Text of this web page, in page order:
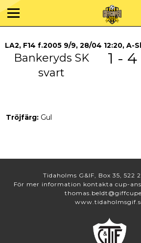
LA2, F14 f.2005 9/9, 28/04 12:20, A-
Bankeryds SK
svart
1 - 4
Tröjfärg: Gul
Tidaholms G&IF, Box 35, 522
För mer information kontakta cup-